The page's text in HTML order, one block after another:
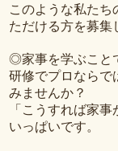
このような私たち
ただける方を募集
◎家事を学ぶこと
研修でプロならで
みませんか？
「こうすれば家
いっぱいです。